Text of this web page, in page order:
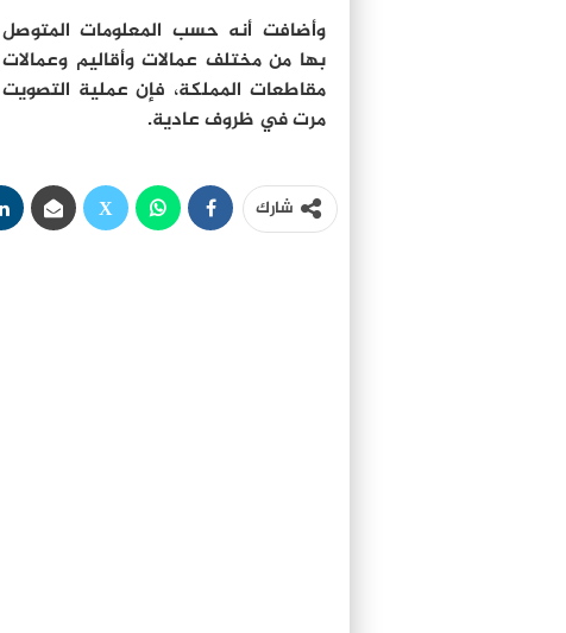
وأضافت أنه حسب المعلومات المتوصل
بها من مختلف عمالات وأقاليم وعمالات
مقاطعات المملكة، فإن عملية التصويت
مرت في ظروف عادية.
شارك